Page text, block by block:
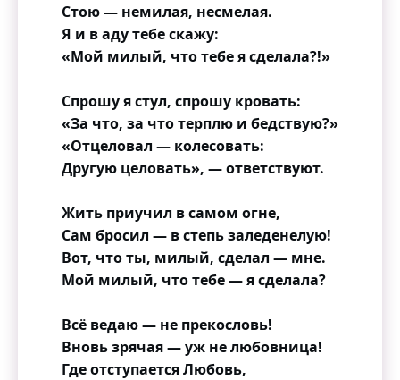
Стою — немилая, несмелая.
Я и в аду тебе скажу:
«Мой милый, что тебе я сделала?!»
Спрошу я стул, спрошу кровать:
«За что, за что терплю и бедствую?»
«Отцеловал — колесовать:
Другую целовать», — ответствуют.
Жить приучил в самом огне,
Сам бросил — в степь заледенелую!
Вот, что ты, милый, сделал — мне.
Мой милый, что тебе — я сделала?
Всё ведаю — не прекословь!
Вновь зрячая — уж не любовница!
Где отступается Любовь,